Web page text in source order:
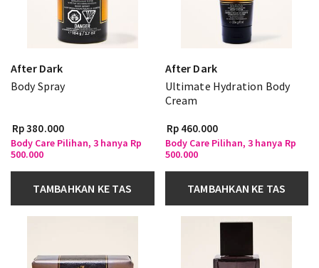
After Dark
Body Spray
Rp 380.000
Body Care Pilihan, 3 hanya Rp
500.000
TAMBAHKAN KE TAS
After Dark
Ultimate Hydration Body
Cream
Rp 460.000
Body Care Pilihan, 3 hanya Rp
500.000
TAMBAHKAN KE TAS